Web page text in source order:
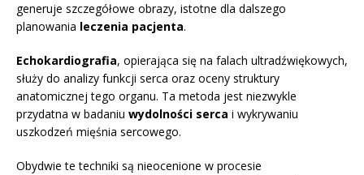
generuje szczegółowe obrazy, istotne dla dalszego
planowania leczenia pacjenta.
Echokardiografia, opierająca się na falach ultradźwiękowych,
służy do analizy funkcji serca oraz oceny struktury
anatomicznej tego organu. Ta metoda jest niezwykle
przydatna w badaniu wydolności serca i wykrywaniu
uszkodzeń mięśnia sercowego.
Obydwie te techniki są nieocenione w procesie